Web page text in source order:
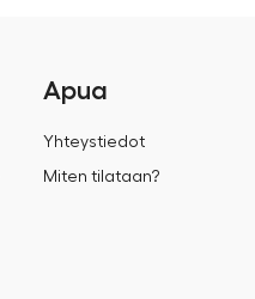
Apua
Yhteystiedot
Miten tilataan?